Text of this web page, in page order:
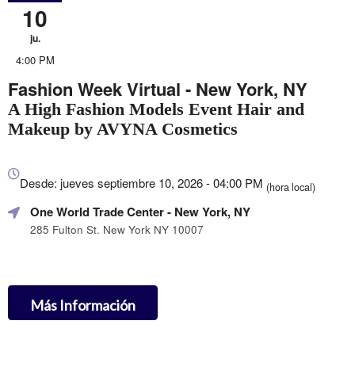
10
ju.
4:00 PM
Fashion Week Virtual - New York, NY
A High Fashion Models Event Hair and
Makeup by AVYNA Cosmetics
sobre
SEO
Eventos
Desde: jueves septiembre 10, 2026 - 04:00 PM (hora local)
One World Trade Center- New York, NY
285 Fulton St. New York NY 10007
Más Información